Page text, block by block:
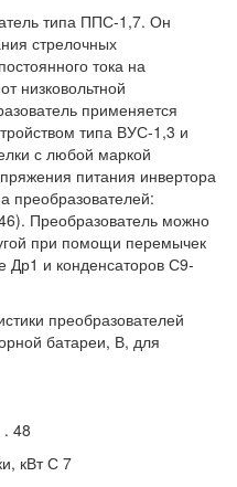
типа ППС-1,7. Он
стрелочных
тока на
низковольтной
применяется
типа ВУС-1,3 и
с любой маркой
питания инвертора
преобразователей:
Преобразователь можно
при помощи перемычек
Др1 и конденсаторов С9-
преобразователей
батареи, В, для
48
кВт С 7